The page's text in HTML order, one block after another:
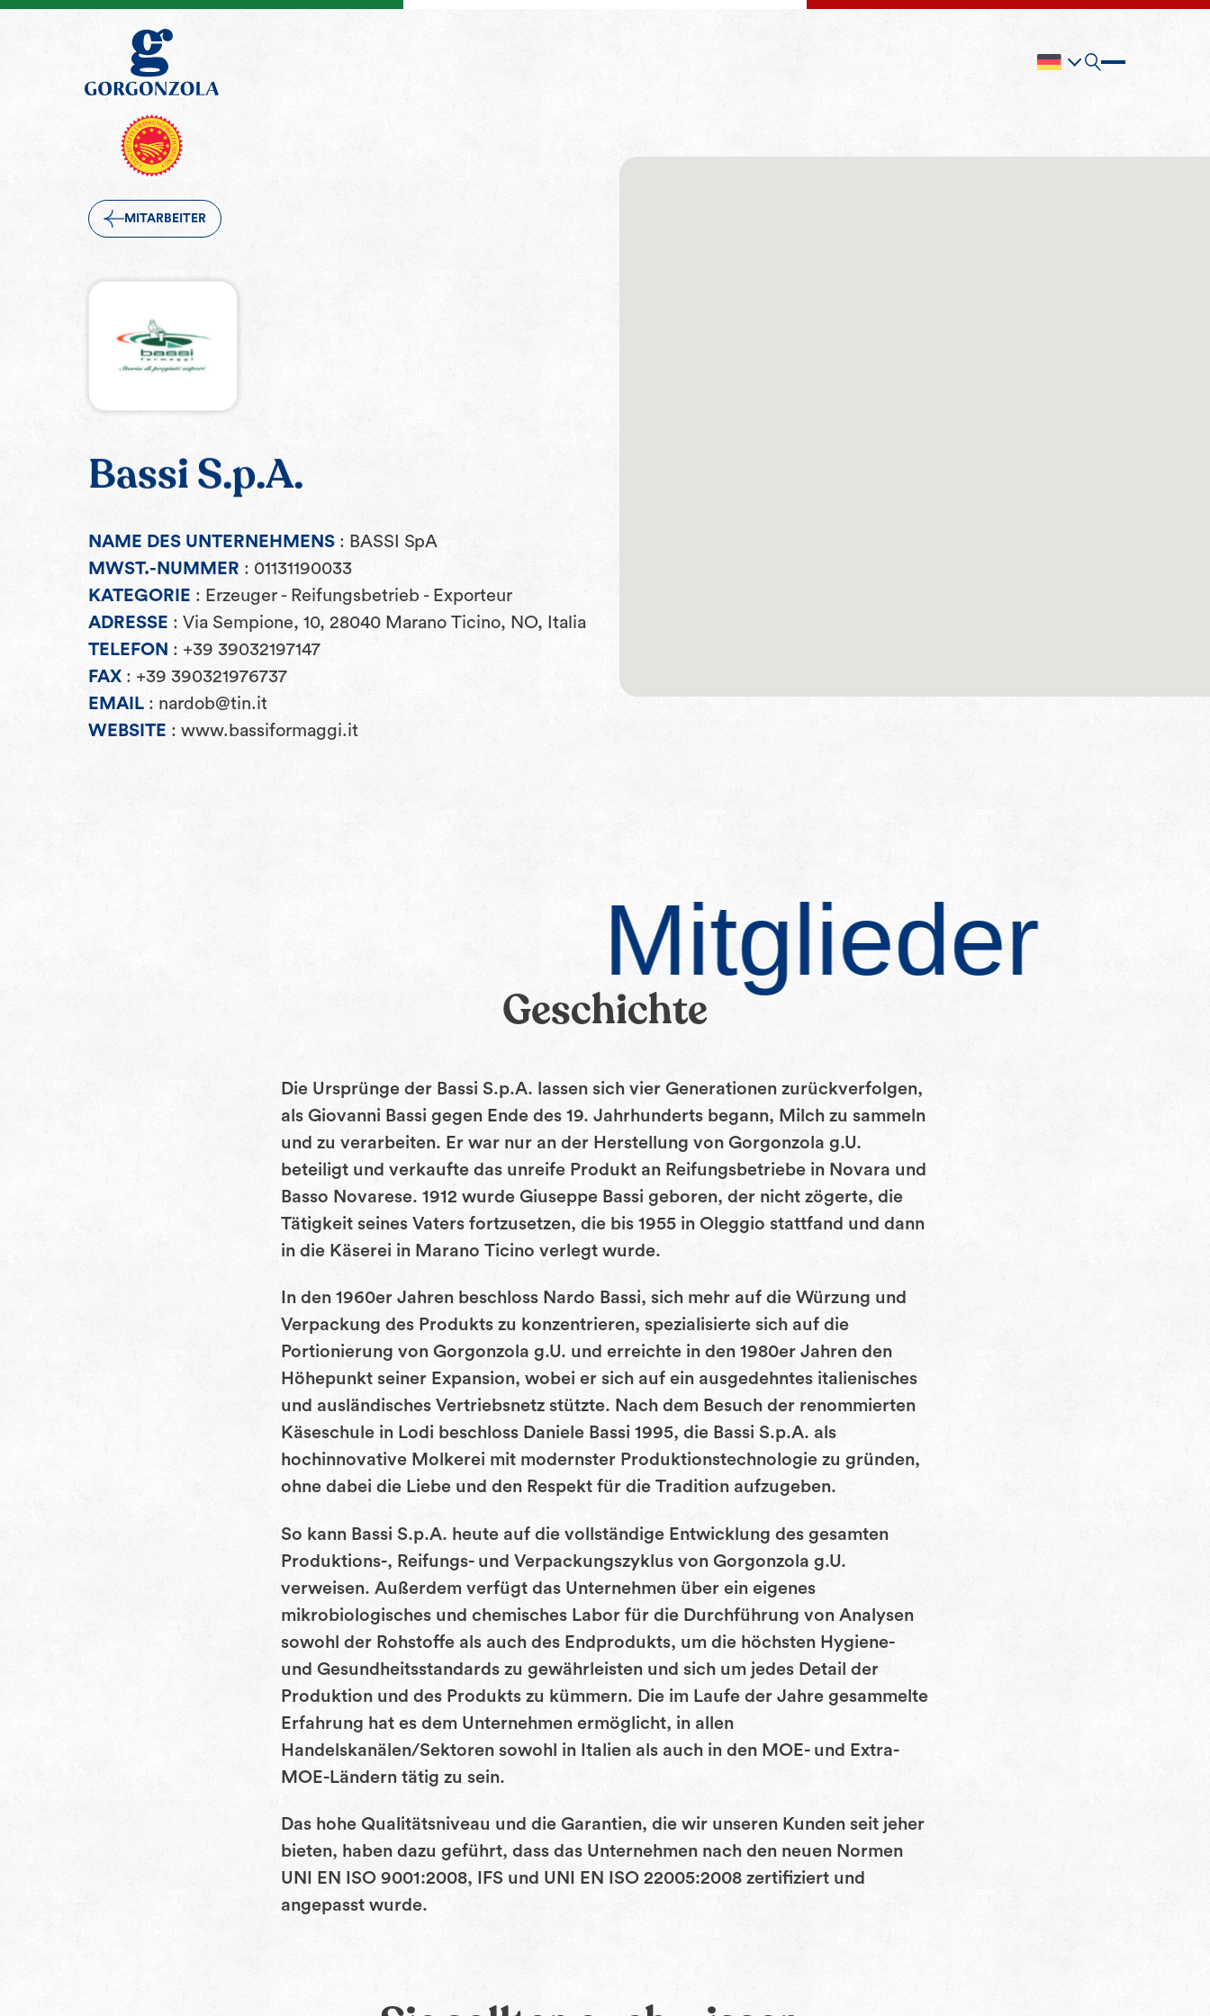
MITARBEITER
Bassi S.p.A.
NAME DES UNTERNEHMENS : BASSI SpA
MWST.-NUMMER : 01131190033
KATEGORIE : Erzeuger - Reifungsbetrieb - Exporteur
ADRESSE : Via Sempione, 10, 28040 Marano Ticino, NO, Italia
TELEFON : +39 39032197147
FAX : +39 390321976737
EMAIL : nardob@tin.it
WEBSITE : www.bassiformaggi.it
Mitglieder
Geschichte
Die Ursprünge der Bassi S.p.A. lassen sich vier Generationen zurückverfolgen,
als Giovanni Bassi gegen Ende des 19. Jahrhunderts begann, Milch zu sammeln
und zu verarbeiten. Er war nur an der Herstellung von Gorgonzola g.U.
beteiligt und verkaufte das unreife Produkt an Reifungsbetriebe in Novara und
Basso Novarese. 1912 wurde Giuseppe Bassi geboren, der nicht zögerte, die
Tätigkeit seines Vaters fortzusetzen, die bis 1955 in Oleggio stattfand und dann
in die Käserei in Marano Ticino verlegt wurde.
In den 1960er Jahren beschloss Nardo Bassi, sich mehr auf die Würzung und
Verpackung des Produkts zu konzentrieren, spezialisierte sich auf die
Portionierung von Gorgonzola g.U. und erreichte in den 1980er Jahren den
Höhepunkt seiner Expansion, wobei er sich auf ein ausgedehntes italienisches
und ausländisches Vertriebsnetz stützte. Nach dem Besuch der renommierten
Käseschule in Lodi beschloss Daniele Bassi 1995, die Bassi S.p.A. als
hochinnovative Molkerei mit modernster Produktionstechnologie zu gründen,
ohne dabei die Liebe und den Respekt für die Tradition aufzugeben.
So kann Bassi S.p.A. heute auf die vollständige Entwicklung des gesamten
Produktions-, Reifungs- und Verpackungszyklus von Gorgonzola g.U.
verweisen. Außerdem verfügt das Unternehmen über ein eigenes
mikrobiologisches und chemisches Labor für die Durchführung von Analysen
sowohl der Rohstoffe als auch des Endprodukts, um die höchsten Hygiene-
und Gesundheitsstandards zu gewährleisten und sich um jedes Detail der
Produktion und des Produkts zu kümmern. Die im Laufe der Jahre gesammelte
Erfahrung hat es dem Unternehmen ermöglicht, in allen
Handelskanälen/Sektoren sowohl in Italien als auch in den MOE- und Extra-
MOE-Ländern tätig zu sein.
Das hohe Qualitätsniveau und die Garantien, die wir unseren Kunden seit jeher
bieten, haben dazu geführt, dass das Unternehmen nach den neuen Normen
UNI EN ISO 9001:2008, IFS und UNI EN ISO 22005:2008 zertifiziert und
angepasst wurde.